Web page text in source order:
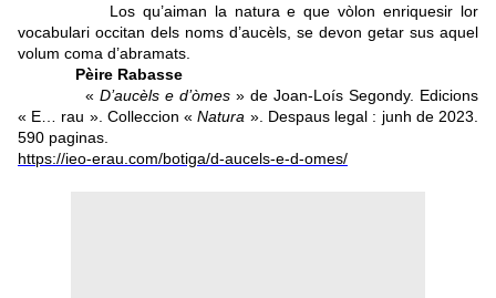
Los qu’aiman la natura e que vòlon enriquesir lor
vocabulari occitan dels noms d’aucèls, se devon getar sus aquel
volum coma d’abramats.
Pèire Rabasse
« D’aucèls e d’òmes» de Joan-Loís Segondy. Edicions
« E… rau ». Colleccion «Natura ». Despaus legal : junh de 2023.
590 paginas.
https://ieo-erau.com/botiga/d-aucels-e-d-omes/